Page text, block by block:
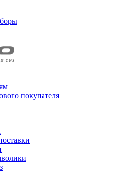
покупателя